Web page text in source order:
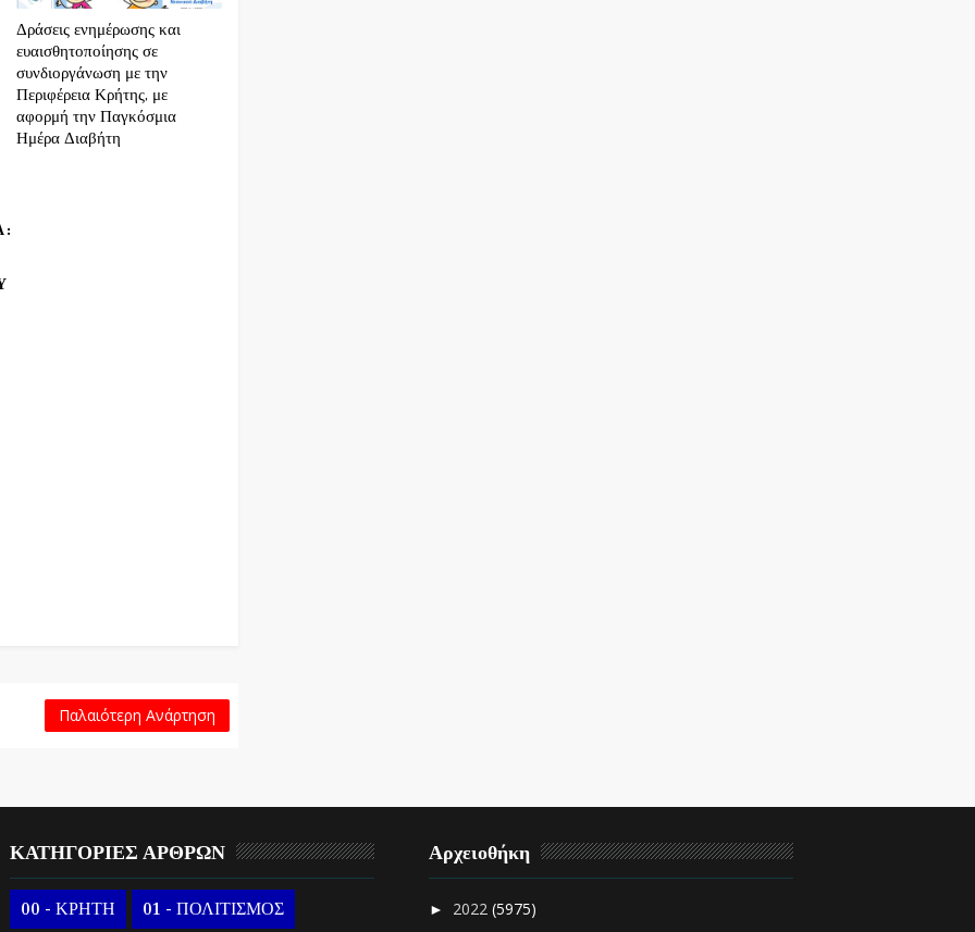
Δράσεις ενημέρωσης και
ευαισθητοποίησης σε
συνδιοργάνωση με την
Περιφέρεια Κρήτης, με
αφορμή την Παγκόσμια
Ημέρα Διαβήτη
Παλαιότερη Ανάρτηση
ΚΑΤΗΓΟΡΙΕΣ ΑΡΘΡΩΝ
00 - ΚΡΗΤΗ 01 - ΠΟΛΙΤΙΣΜΟΣ
Αρχειοθήκη
► 2022 (5975)